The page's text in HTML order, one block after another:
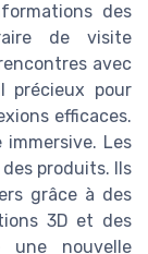
des
de visite
avec
précieux pour
efficaces.
Les
produits. Ils
grâce à des
3D et des
une nouvelle